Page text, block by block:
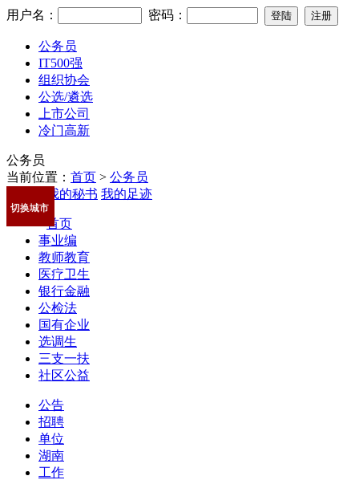
用户名： 密码：
公务员
IT500强
组织协会
公选/遴选
上市公司
冷门高新
公务员
当前位置： 首页 > 公务员
切换城市
我的秘书 我的足迹
首页
事业编
教师教育
医疗卫生
银行金融
公检法
国有企业
选调生
三支一扶
社区公益
公告
招聘
单位
湖南
工作